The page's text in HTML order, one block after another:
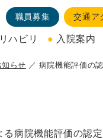
リハビリ 入院案内
職員募集 交通ア
知らせ 病院機能評価の
病院機能評価の認